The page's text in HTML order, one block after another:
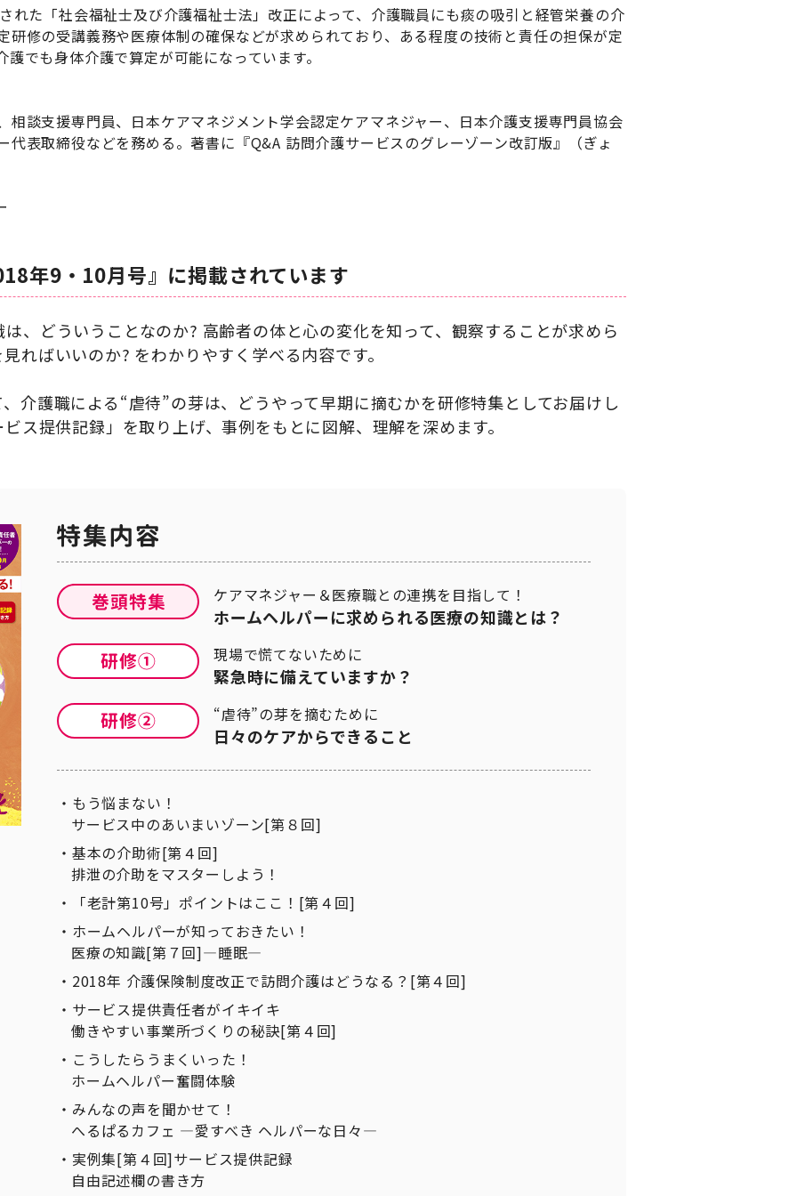
れた「社会福祉士及び介護福祉士法」改正によって、介護職員にも痰の吸引と経管栄養の介
研修の受講義務や医療体制の確保などが求められており、ある程度の技術と責任の担保が定
でも身体介護で算定が可能になっています。
相談支援専門員、日本ケアマネジメント学会認定ケアマネジャー、日本介護支援専門員協会
代表取締役などを務める。著書に『Q&A 訪問介護サービスのグレーゾーン改訂版』（ぎょ
年9・10月号』に掲載されています
、どういうことなのか? 高齢者の体と心の変化を知って、観察することが求めら
ればいいのか? をわかりやすく学べる内容です。
介護職による“虐待”の芽は、どうやって早期に摘むかを研修特集としてお届けし
ス提供記録」を取り上げ、事例をもとに図解、理解を深めます。
ケアマネジャー＆医療職との連携を目指して！
ホームヘルパーに求められる医療の知識とは？
現場で慌てないために
緊急時に備えていますか？
“虐待”の芽を摘むために
日々のケアからできること
もう悩まない！
サービス中のあいまいゾーン[第８回]
基本の介助術[第４回]
排泄の介助をマスターしよう！
「老計第10号」ポイントはここ！[第４回]
ホームヘルパーが知っておきたい！
医療の知識[第７回]―睡眠―
2018年 介護保険制度改正で訪問介護はどうなる？[第４回]
サービス提供責任者がイキイキ
働きやすい事業所づくりの秘訣[第４回]
こうしたらうまくいった！
ホームヘルパー奮闘体験
みんなの声を聞かせて！
へるぱるカフェ ―愛すべき ヘルパーな日々―
実例集[第４回]サービス提供記録
自由記述欄の書き方